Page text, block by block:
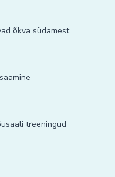
õkva südamest.
treeningud